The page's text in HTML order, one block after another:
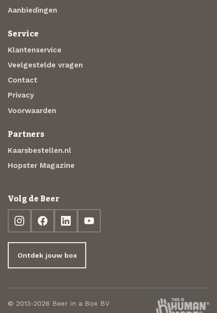
Aanbiedingen
Service
Klantenservice
Veelgestelde vragen
Contact
Privacy
Voorwaarden
Partners
Kaarsbestellen.nl
Hopster Magazine
Volg de Beer
Ontdek jouw box
© 2013-2026 Beer in a Box BV